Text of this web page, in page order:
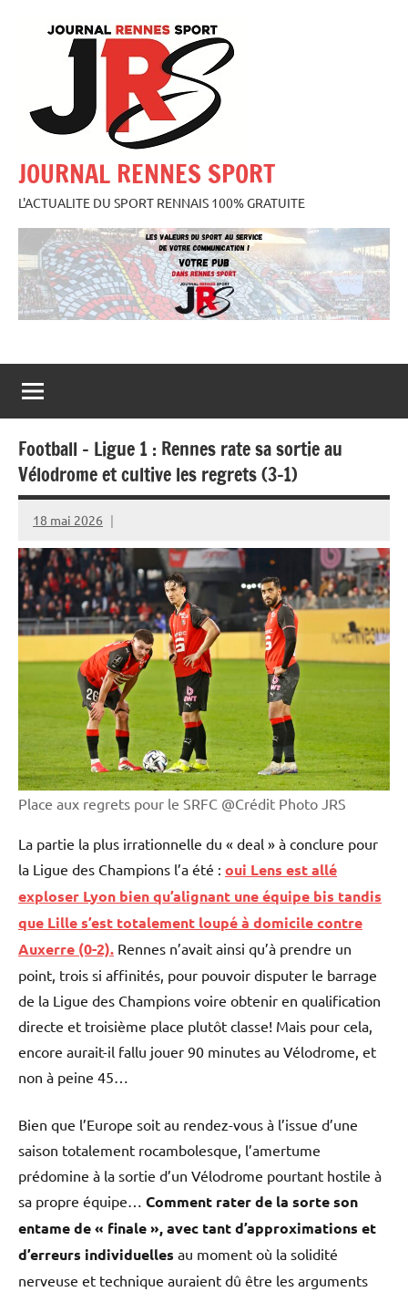
JOURNAL RENNES SPORT
L'ACTUALITE DU SPORT RENNAIS 100% GRATUITE
Football – Ligue 1 : Rennes rate sa sortie au
Vélodrome et cultive les regrets (3-1)
18 mai 2026
Rédaction
JRS
Place aux regrets pour le SRFC @Crédit Photo JRS
La partie la plus irrationnelle du « deal » à conclure pour
la Ligue des Champions l’a été : oui Lens est allé
exploser Lyon bien qu’alignant une équipe bis tandis
que Lille s’est totalement loupé à domicile contre
Auxerre (0-2). Rennes n’avait ainsi qu’à prendre un
point, trois si affinités, pour pouvoir disputer le barrage
de la Ligue des Champions voire obtenir en qualification
directe et troisième place plutôt classe! Mais pour cela,
encore aurait-il fallu jouer 90 minutes au Vélodrome, et
non à peine 45…
Bien que l’Europe soit au rendez-vous à l’issue d’une
saison totalement rocambolesque, l’amertume
prédomine à la sortie d’un Vélodrome pourtant hostile à
sa propre équipe… Comment rater de la sorte son
entame de « finale », avec tant d’approximations et
d’erreurs individuelles au moment où la solidité
nerveuse et technique auraient dû être les arguments